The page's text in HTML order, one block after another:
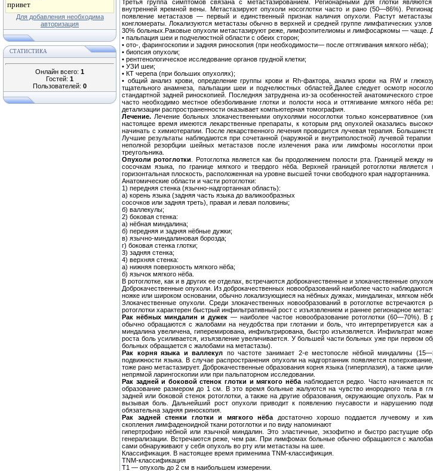
Для добавления необходима
авторизация
СТАТИСТИКА
Онлайн всего: 1
Гостей: 1
Пользователей: 0
Третья группа симптомов связана с метастазированием. Регионарными для глотки
внутренней яремной вены. Метастазируют опухоли носоглотки часто и рано (50—86%).
появление метастазов — первый и единственный признак наличия опухоли. Растут
конгломераты. Локализуются метастазы обычно в верхней и средней группе лимфатических
30% больных.Раковые опухоли метастазируют реже, лимфоэпителиомы и лимфосаркомы — чаще.
• пальпация шеи и подчелюстной области с обеих сторон;
• ото-, фарингоскопии и задняя риноскопия (при необходимости— после оттягивания мягкого нёба);
• биопсия опухоли;
• рентгенологическое исследование органов грудной клетки;
• УЗИ шеи;
• КТ черепа (при больших опухолях);
• общий анализ крови, определение группы крови и Rh-фактора, анализ крови на RW и
тщательного анамнеза, пальпации шеи и подчелюстных областей.Далее следует осмотр
стандартной задней риноскопией. Последняя затруднена из-за особенностей анатомического
часто необходимо местное обезболивание глотки и полости носа и оттягивание мягкого
детализации распространенности оказывает компьютерная томография.
Лечение. Лечение больных злокачественными опухолями носоглотки только консервативное
настоящее время имеются лекарственные препараты, к которым ряд опухолей оказались
начинать с химиотерапии. После лекарственного лечения проводится лучевая терапия.
Лучшие результаты наблюдаются при сочетанной (наружной и внутриполостной) лучевой
неполной резорбции шейных метастазов после излечения рака или лимфомы носоглотки
треугольника.
Опухоли ротоглотки
. Ротоглотка является как бы продолжением полости рта. Границей
сосочкам языка, по границе мягкого и твердого нёба. Верхней границей ротоглотки
горизонтальная плоскость, расположенная на уровне высшей точки свободного края надгортанника.
Анатомические области и части ротоглотки:
1) передняя стенка (язычно-надгортанная область):
а) корень языка (задняя часть языка до валикообразных
сосочков или задняя треть), правая и левая половины;
б) валлекулы;
2) боковая стенка:
а) нёбная миндалина;
б) передняя и задняя нёбные дужки;
в) язычно-миндалиновая борозда;
г) боковая стенка глотки;
3) задняя стенка;
4) верхняя стенка:
а) нижняя поверхность мягкого нёба;
б) язычок мягкого нёба.
В ротоглотке, как и в других ее отделах, встречаются доброкачественные и злокачественные
Доброкачественные опухоли. Из доброкачественных новообразований наиболее часто
ножке или широком основании, обычно локализующиеся на нёбных дужках, миндалинах, мягком
Злокачественные опухоли. Среди злокачественных новообразований в ротоглотке
ротоглотки характерен быстрый инфильтративный рост с изъязвлением и раннее регионарное
Рак нёбных миндалин и дужек — наиболее частое новообразование ротоглотки (60—70%).
обычно обращаются с жалобами на неудобства при глотании и боль, что интерпретируется
миндалина увеличена, гиперемирована, инфильтрирована, быстро изъязвляется. Инфильтрат
роста боль усиливается, изъязвление увеличивается. У большей части больных уже при
больных обращается с жалобами на метастазы).
Рак корня языка и валлекул по частоте занимает 2-е местопосле нёбной миндалины
подвижности языка. В случае распространения опухоли на надгортанник появляется
тоже рано метастазирует. Доброкачественные образования корня языка (гиперплазия), а также
непрямой ларингоскопии или при пальпаторном исследовании.
Рак задней и боковой стенок глотки и мягкого нёбанаблюдается редко. Часто начинается
образование размером до 1 см. В это время больные жалуются на чувство инородного тела в
задней или боковой стенок ротоглотки, а также на другие образования, окружающие опухоль.
вызывая боль. Дальнейший рост опухоли приводит к появлению гнусавости и нарушению
обязательна задняя риноскопия.
Рак задней стенки глотки и мягкого нёба достаточно хорошо поддается лучевому и
скопления лимфаденоидной ткани ротоглотки и по виду напоминают
гипертрофию нёбной или язычной миндалин. Это эластичные, экзофитно и быстро растущие
генерализации. Встречаются реже, чем рак. При лимфомах больные обычно обращаются с
сами обнаруживают у себя опухоль во рту или метастазы на шее.
Классификация. В настоящее время применима ΤΝΜ-классификция.
ΤΝΜ-классификация
Т1 — опухоль до 2 см в наибольшем измерении.